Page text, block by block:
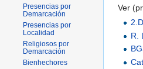
Ver
R.
Presencias por
Demarcación
Presencias por
Localidad
Religiosos por
Demarcación
Bienhechores